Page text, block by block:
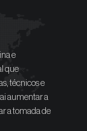
e
que
técnicos e
aumentar a
a tomada de